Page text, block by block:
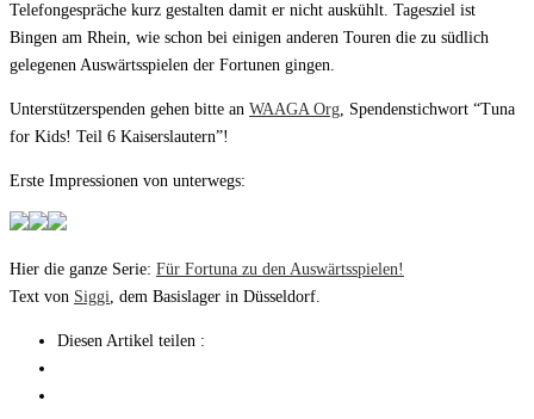
Telefongespräche kurz gestalten damit er nicht auskühlt. Tagesziel ist
Bingen am Rhein, wie schon bei einigen anderen Touren die zu südlich
gelegenen Auswärtsspielen der Fortunen gingen.
Unterstützerspenden gehen bitte an WAAGA Org, Spendenstichwort “Tuna
for Kids! Teil 6 Kaiserslautern”!
Erste Impressionen von unterwegs:
Hier die ganze Serie: Für Fortuna zu den Auswärtsspielen!
Text von Siggi, dem Basislager in Düsseldorf.
Diesen Artikel teilen :